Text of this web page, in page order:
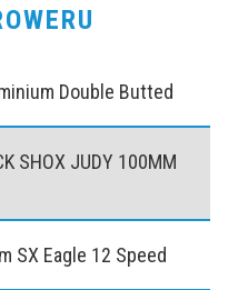
Double Butted
SHOX JUDY 100MM
SX Eagle 12 Speed